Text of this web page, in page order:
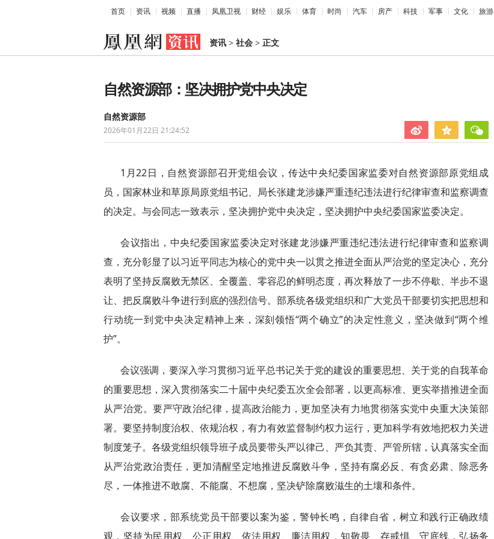
首页 资讯 视频 直播 凤凰卫视 财经 娱乐 体育 时尚 汽车 房产 科技 军事 文化 旅游
资讯 > 社会 > 正文
自然资源部：坚决拥护党中央决定
自然资源部
2026年01月22日 21:24:52
1月22日，自然资源部召开党组会议，传达中央纪委国家监委对自然资源部原党组成
员，国家林业和草原局原党组书记、局长张建龙涉嫌严重违纪违法进行纪律审查和监察调查
的决定。与会同志一致表示，坚决拥护党中央决定，坚决拥护中央纪委国家监委决定。
会议指出，中央纪委国家监委决定对张建龙涉嫌严重违纪违法进行纪律审查和监察调
查，充分彰显了以习近平同志为核心的党中央一以贯之推进全面从严治党的坚定决心，充分
表明了坚持反腐败无禁区、全覆盖、零容忍的鲜明态度，再次释放了一步不停歇、半步不退
让、把反腐败斗争进行到底的强烈信号。部系统各级党组织和广大党员干部要切实把思想和
行动统一到党中央决定精神上来，深刻领悟“两个确立”的决定性意义，坚决做到“两个维
护”。
会议强调，要深入学习贯彻习近平总书记关于党的建设的重要思想、关于党的自我革命
的重要思想，深入贯彻落实二十届中央纪委五次全会部署，以更高标准、更实举措推进全面
从严治党。要严守政治纪律，提高政治能力，更加坚决有力地贯彻落实党中央重大决策部
署。要坚持制度治权、依规治权，有力有效监督制约权力运行，更加科学有效地把权力关进
制度笼子。各级党组织领导班子成员要带头严以律己、严负其责、严管所辖，认真落实全面
从严治党政治责任，更加清醒坚定地推进反腐败斗争，坚持有腐必反、有贪必肃、除恶务
尽，一体推进不敢腐、不能腐、不想腐，坚决铲除腐败滋生的土壤和条件。
会议要求，部系统党员干部要以案为鉴，警钟长鸣，自律自省，树立和践行正确政绩
观，坚持为民用权、公正用权、依法用权、廉洁用权，知敬畏、存戒惧、守底线，弘扬务